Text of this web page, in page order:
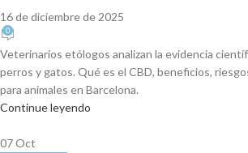
16 de diciembre de 2025
0
Veterinarios etólogos analizan la evidencia
perros y gatos. Qué es el CBD, beneficios,
para animales en Barcelona.
Continue leyendo
07Oct